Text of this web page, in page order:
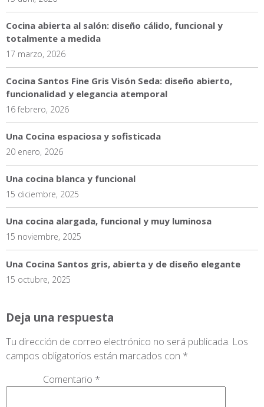
Cocina abierta al salón: diseño cálido, funcional y
totalmente a medida
17 marzo, 2026
Cocina Santos Fine Gris Visón Seda: diseño abierto,
funcionalidad y elegancia atemporal
16 febrero, 2026
Una Cocina espaciosa y sofisticada
20 enero, 2026
Una cocina blanca y funcional
15 diciembre, 2025
Una cocina alargada, funcional y muy luminosa
15 noviembre, 2025
Una Cocina Santos gris, abierta y de diseño elegante
15 octubre, 2025
Deja una respuesta
Tu dirección de correo electrónico no será publicada. Los
campos obligatorios están marcados con *
Comentario *